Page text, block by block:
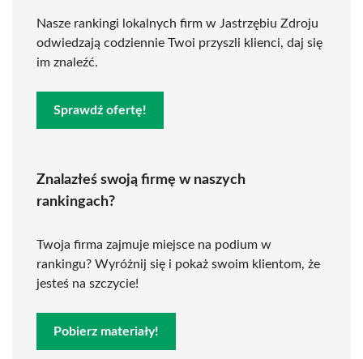
Nasze rankingi lokalnych firm w Jastrzębiu Zdroju
odwiedzają codziennie Twoi przyszli klienci, daj się
im znaleźć.
Sprawdź ofertę!
Znalazłeś swoją firmę w naszych
rankingach?
Twoja firma zajmuje miejsce na podium w
rankingu? Wyróżnij się i pokaż swoim klientom, że
jesteś na szczycie!
Pobierz materiały!